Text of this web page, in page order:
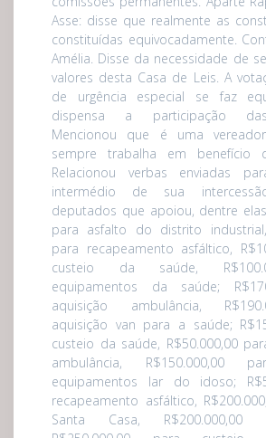
Asse: disse que realmente as
constituídas equivocadamente.
Amélia. Disse da necessidade de
valores desta Casa de Leis. A
de urgência especial se faz
dispensa a participação
Mencionou que é uma
sempre trabalha em benefício
Relacionou verbas enviadas
intermédio de sua
deputados que apoiou, dentre
para asfalto do distrito industrial,
para recapeamento asfáltico,
custeio da saúde,
equipamentos da saúde;
aquisição ambulância,
aquisição van para a saúde;
custeio da saúde, R$50.000,00
ambulância, R$150.000,00
equipamentos lar do idoso;
recapeamento asfáltico,
Santa Casa, R$200.000,00